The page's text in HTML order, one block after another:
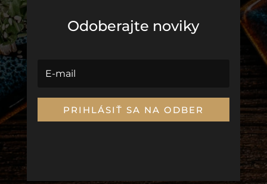
Odoberajte noviky
PRIHLÁSIŤ SA NA ODBER